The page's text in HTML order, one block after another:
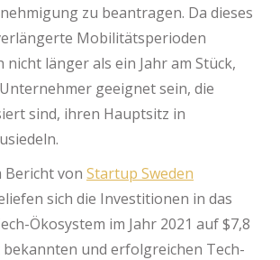
zu beantragen. Da dieses
Mobilitätsperioden
nicht länger als ein Jahr am Stück,
geeignet sein, die
sind, ihren Hauptsitz in
Bericht von Startup Sweden
sich die Investitionen in das
Ökosystem im Jahr 2021 auf $7,8
und erfolgreichen Tech-